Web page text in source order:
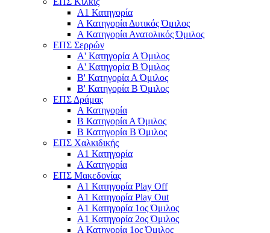
Α1 Κατηγορία
Α Κατηγορία Δυτικός Όμιλος
Α Κατηγορία Ανατολικός Όμιλος
ΕΠΣ Σερρών
Α' Κατηγορία A Όμιλος
Α' Κατηγορία Β Όμιλος
Β' Κατηγορία Α Όμιλος
Β' Κατηγορία Β Όμιλος
ΕΠΣ Δράμας
Α Κατηγορία
Β Κατηγορία Α Όμιλος
Β Κατηγορία Β Όμιλος
ΕΠΣ Χαλκιδικής
Α1 Κατηγορία
Α Κατηγορία
ΕΠΣ Μακεδονίας
Α1 Κατηγορία Play Off
Α1 Κατηγορία Play Out
Α1 Κατηγορία 1ος Όμιλος
Α1 Κατηγορία 2ος Όμιλος
Α Κατηγορία 1ος Όμιλος